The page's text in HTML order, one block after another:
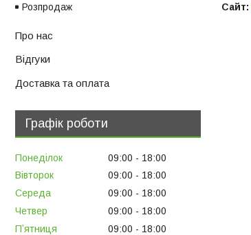
Сайт:
Розпродаж
Про нас
Відгуки
Доставка та оплата
Графік роботи
Понеділок 09:00
18:00
Вівторок
09:00
18:00
Середа
09:00
18:00
Четвер
09:00
18:00
Пʼятниця
09:00
18:00